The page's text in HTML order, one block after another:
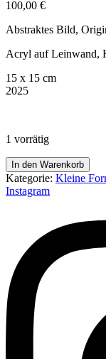
100,00 €
Abstraktes Bild,
Acryl auf Leinwand,
15 x 15 cm
2025
1 vorrätig
jetzt
mal
Klartext
Menge
In den Warenkorb
Kategorie: Kleine
Instagram